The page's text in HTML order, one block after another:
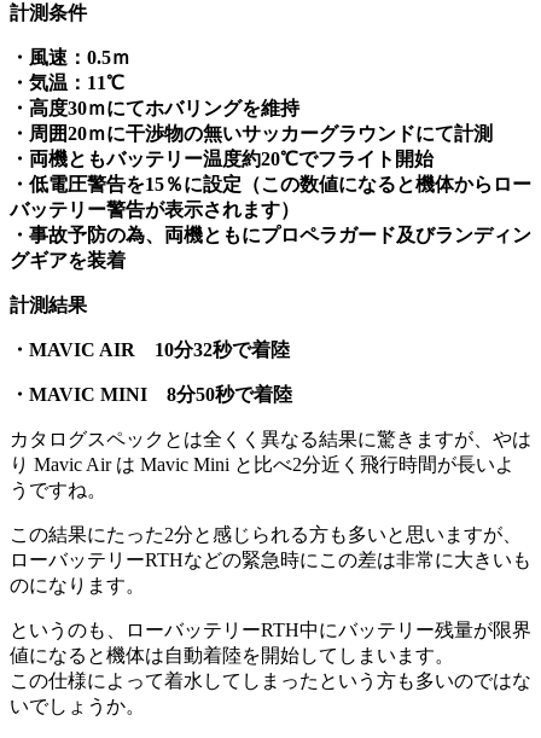
計測条件
・風速：0.5ｍ
・気温：11℃
・高度30ｍにてホバリングを維持
・周囲20ｍに干渉物の無いサッカーグラウンドにて計測
・両機ともバッテリー温度約20℃でフライト開始
・低電圧警告を15％に設定（この数値になると機体からロー
バッテリー警告が表示されます）
・事故予防の為、両機ともにプロペラガード及びランディン
グギアを装着
計測結果
・MAVIC AIR 10分32秒で着陸
・MAVIC MINI 8分50秒で着陸
カタログスペックとは全くく異なる結果に驚きますが、やは
り Mavic Air は Mavic Mini と比べ2分近く飛行時間が長いよ
うですね。
この結果にたった2分と感じられる方も多いと思いますが、
ローバッテリーRTHなどの緊急時にこの差は非常に大きいも
のになります。
というのも、ローバッテリーRTH中にバッテリー残量が限界
値になると機体は自動着陸を開始してしまいます。
この仕様によって着水してしまったという方も多いのではな
いでしょうか。